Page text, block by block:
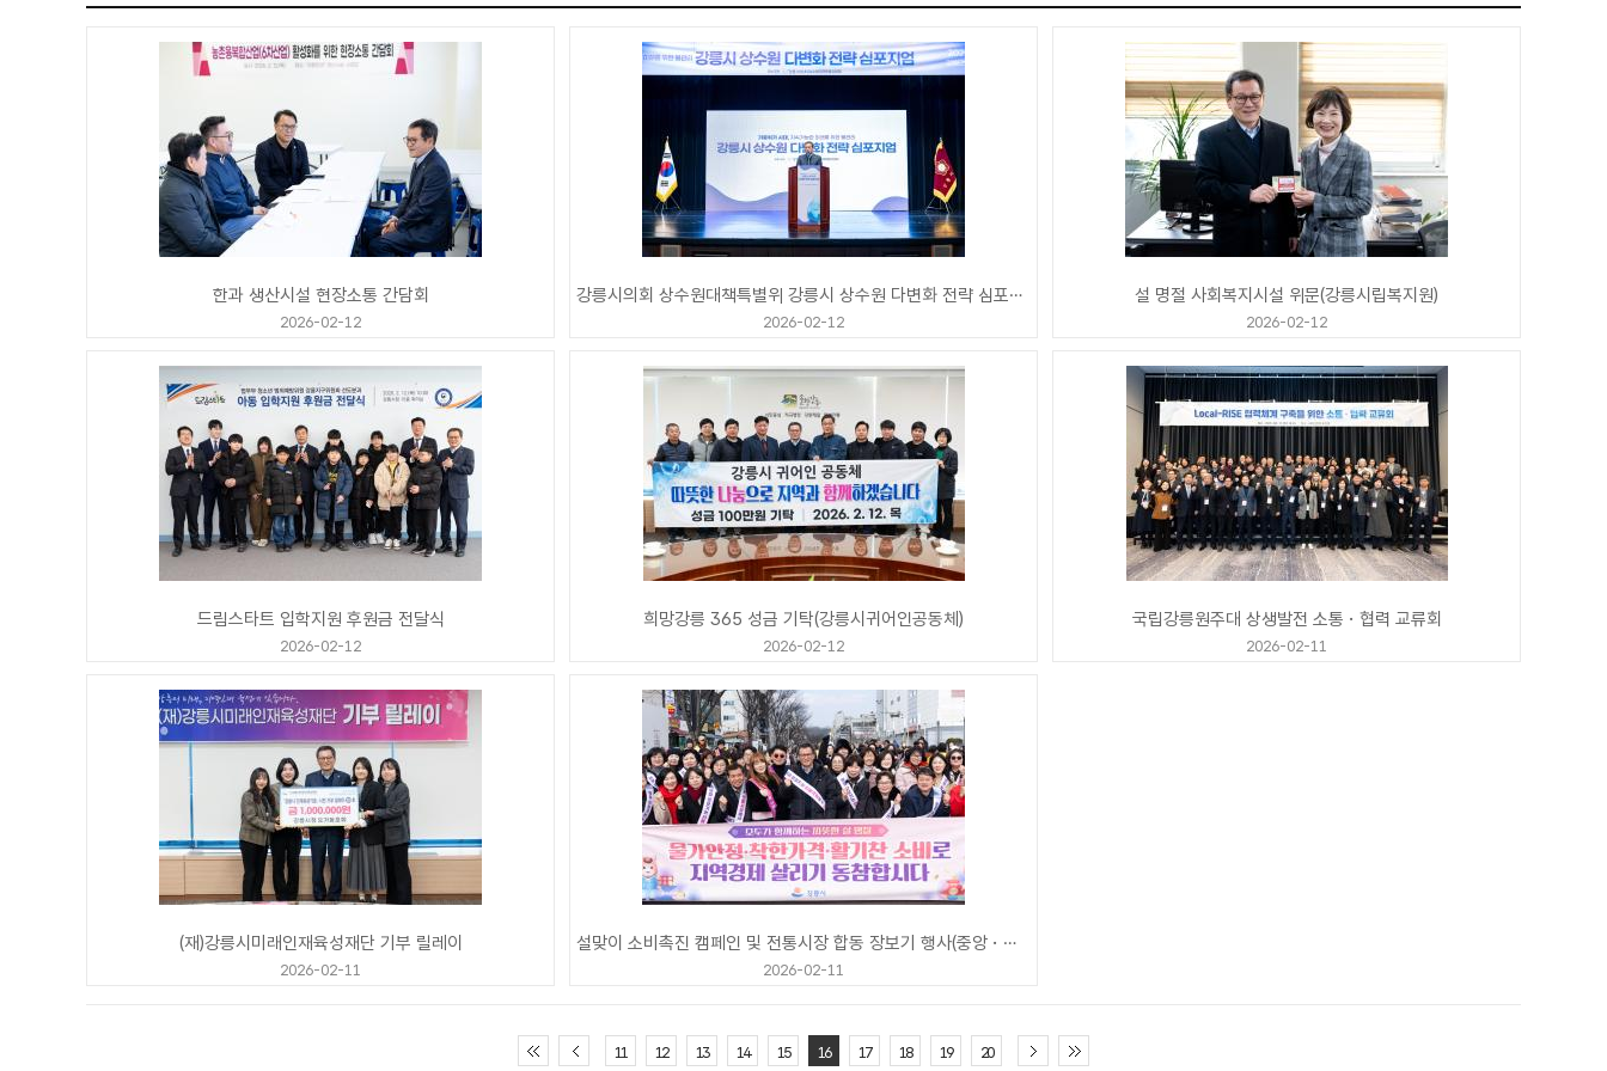
한과 생산시설 현장소통 간담회
2026-02-12
강릉시의회 상수원대책특별위 강릉시 상수원 다변화 전략 심포지엄
2026-02-12
설 명절 사회복지시설 위문(강릉시립복지원)
2026-02-12
드림스타트 입학지원 후원금 전달식
2026-02-12
희망강릉 365 성금 기탁(강릉시귀어인공동체)
2026-02-12
국립강릉원주대 상생발전 소통・협력 교류회
2026-02-11
(재)강릉시미래인재육성재단 기부 릴레이
2026-02-11
설맞이 소비촉진 캠페인 및 전통시장 합동 장보기 행사(중앙・성남시장)
2026-02-11
11 12 13 14 15 16 17 18 19 20